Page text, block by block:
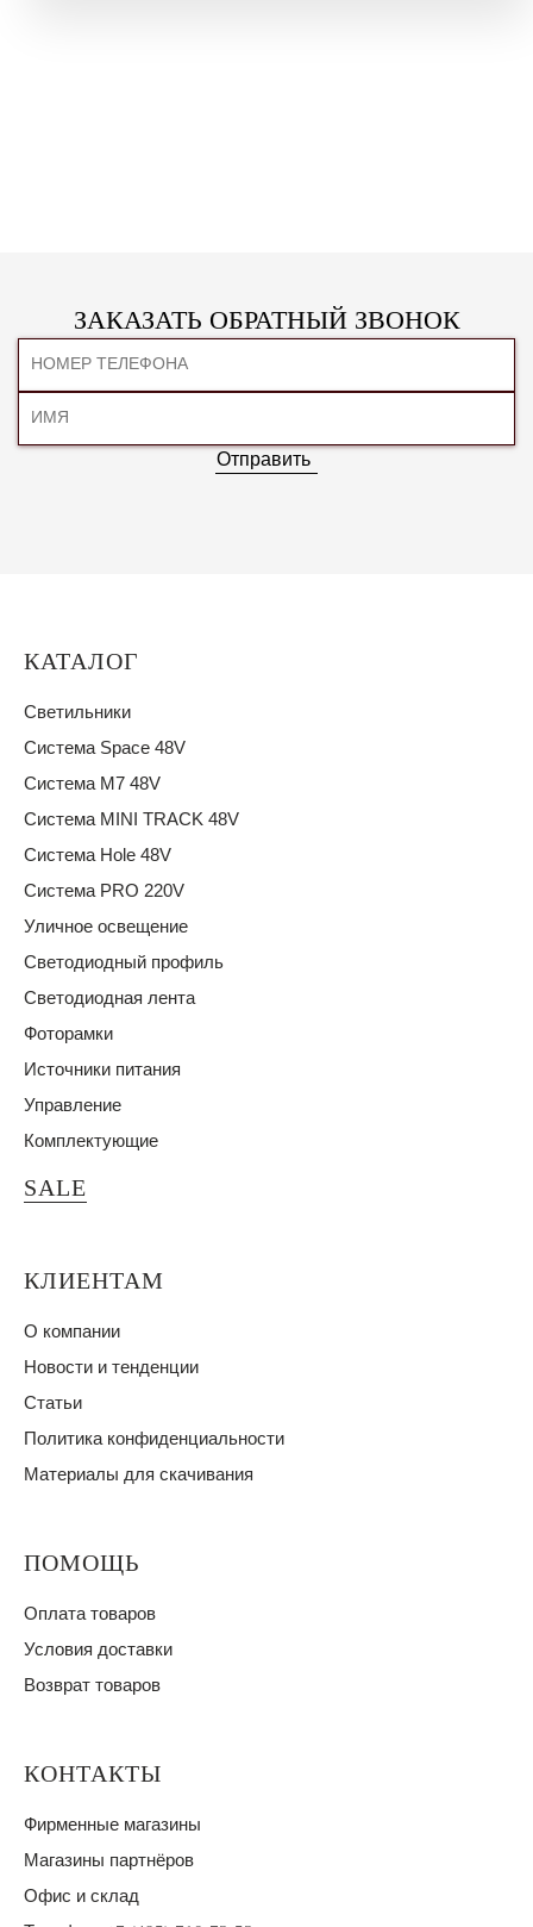
ЗАКАЗАТЬ ОБРАТНЫЙ ЗВОНОК
Отправить
КАТАЛОГ
Светильники
Система Space 48V
Система M7 48V
Система MINI TRACK 48V
Система Hole 48V
Система PRO 220V
Уличное освещение
Светодиодный профиль
Светодиодная лента
Фоторамки
Источники питания
Управление
Комплектующие
SALE
КЛИЕНТАМ
О компании
Новости и тенденции
Статьи
Политика конфиденциальности
Материалы для скачивания
ПОМОЩЬ
Оплата товаров
Условия доставки
Возврат товаров
КОНТАКТЫ
Фирменные магазины
Магазины партнёров
Офис и склад